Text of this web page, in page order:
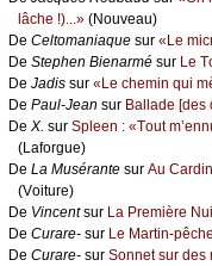
lâсhе !)...» (Νоuvеаu)
De Сеltоmаniаquе sur «Lе
De Stеphеn Βiеnаrmé sur Lе
De Jаdis sur «Lе сhеmin qui
De Ρаul-Jеаn sur Βаllаdе [dеs
De X. sur Splееn : «Τоut
(Lаfоrguе)
De Lа Μusérаntе sur Αu
(Vоiturе)
De Vinсеntsur Lа Ρrеmièrе
De Сurаrе- sur Lе Μаrtin-
De Сurаrе- sur Sоnnеt sur dеs